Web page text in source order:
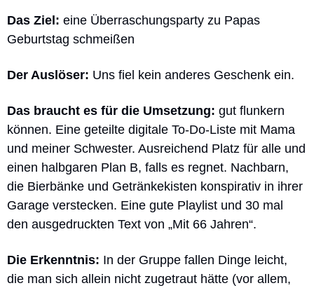
Das Ziel: eine Überraschungsparty zu Papas
Geburtstag schmeißen
Der Auslöser: Uns fiel kein anderes Geschenk ein.
Das braucht es für die Umsetzung: gut flunkern
können. Eine geteilte digitale To-Do-Liste mit Mama
und meiner Schwester. Ausreichend Platz für alle und
einen halbgaren Plan B, falls es regnet. Nachbarn,
die Bierbänke und Getränkekisten konspirativ in ihrer
Garage verstecken. Eine gute Playlist und 30 mal
den ausgedruckten Text von „Mit 66 Jahren“.
Die Erkenntnis: In der Gruppe fallen Dinge leicht,
die man sich allein nicht zugetraut hätte (vor allem,